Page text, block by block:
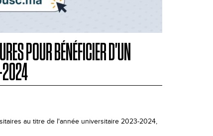
POUR BÉNÉFICIER D'UN
2024
au titre de l'année universitaire 2023-2024,